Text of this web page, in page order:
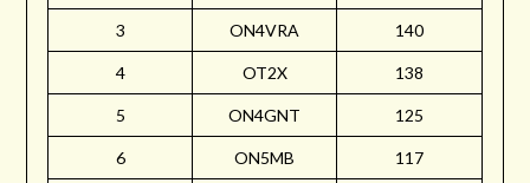
3 ON4VRA 140
4 OT2X 138
5 ON4GNT 125
6 ON5MB 117